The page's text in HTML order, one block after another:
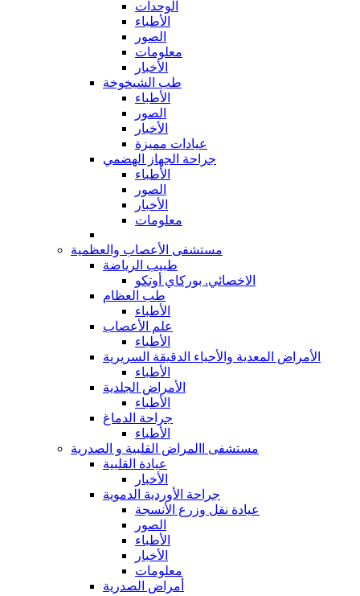
الوحدات
الأطباء
الصور
معلومات
الأخبار
طب الشيخوخة
الأطباء
الصور
الأخبار
عيادات مميزة
جراحة الجهاز الهضمي
الأطباء
الصور
الأخبار
معلومات
مستشفى الأعصاب والعظمية
طبيب الرياضة
الاخصائي. بوركاي أوتكو
طب العظام
الأطباء
علم الأعصاب
الأطباء
الأمراض المعدية والأحياء الدقيقة السريرية
الأطباء
الأمراض الجلدية
الأطباء
جراحة الدماغ
الأطباء
مستشفى االمراض القلبية و الصدرية
عيادة القلبية
الأخبار
جراحة الأوردية الدموية
عيادة نقل وزرع الأنسجة
الصور
الأطباء
الأخبار
معلومات
أمراض الصدرية